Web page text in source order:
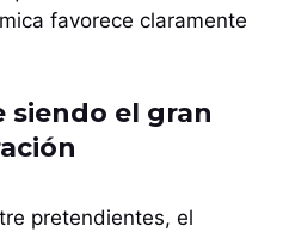
favorece claramente
siendo el gran
pretendientes, el